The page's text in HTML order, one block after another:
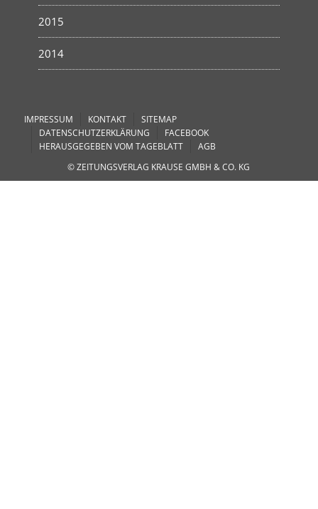
2015
2014
IMPRESSUM KONTAKT
SITEMAP
DATENSCHUTZERKLÄRUNG
FACEBOOK
HERAUSGEGEBEN VOM TAGEBLATT
AGB
© ZEITUNGSVERLAG KRAUSE GMBH & CO. KG